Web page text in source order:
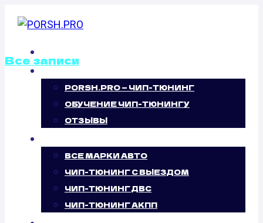
PORSH.PRO — ЧИП-ТЮНИНГ
ОБУЧЕНИЕ ЧИП-ТЮНИНГУ
ОТЗЫВЫ
ВСЕ МАРКИ АВТО
ЧИП-ТЮНИНГ С ВЫЕЗДОМ
ЧИП-ТЮНИНГ ДВС
ЧИП-ТЮНИНГ АКПП
Все записи
ОТКЛЮЧЕНИЕ
ВИХРЕВЫХ
ЗАСЛОНОК
TOYOTA